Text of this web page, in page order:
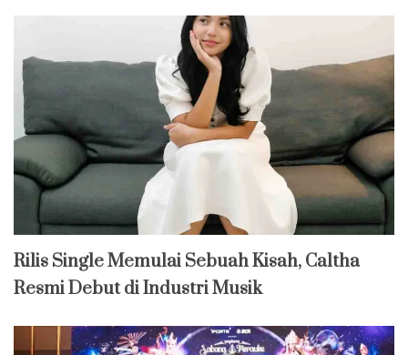
Rilis Single Memulai Sebuah Kisah, Caltha
Resmi Debut di Industri Musik